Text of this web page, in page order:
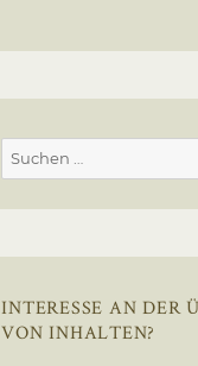
Suchen
INTERESSE AN DER
VON INHALTEN?